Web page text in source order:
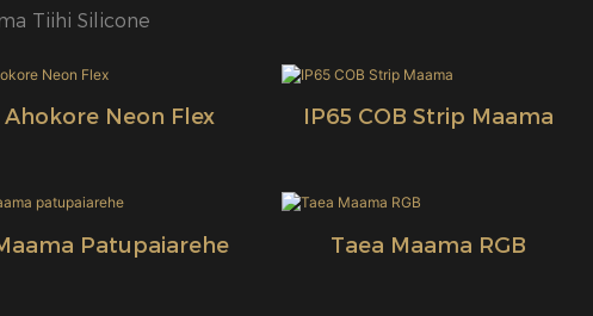
Tiihi Silicone
Ahokore Neon Flex IP65 COB Strip Maama
Patupaiarehe Taea Maama RGB